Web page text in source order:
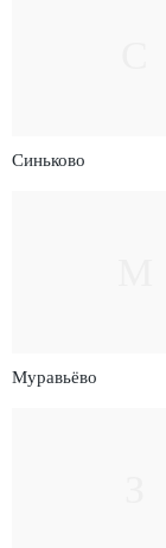
Синьково
Муравьёво